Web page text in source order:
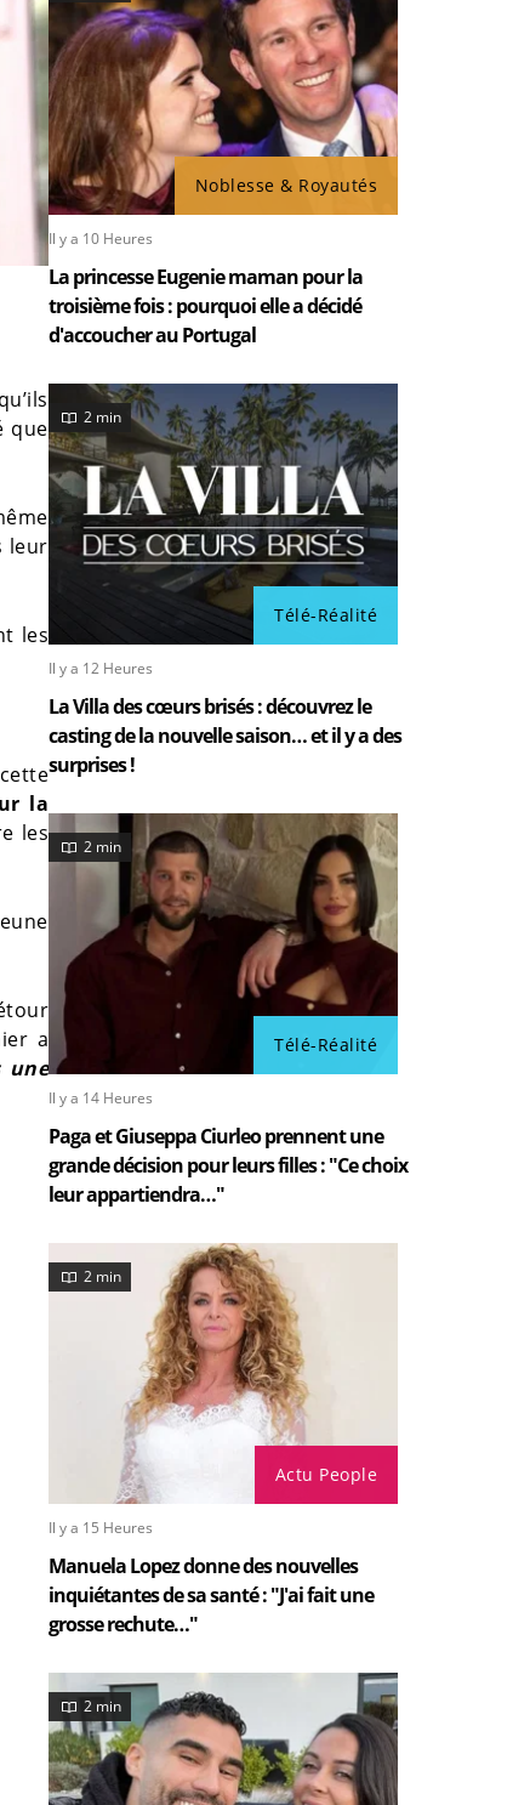
que
leur
les
la
les
a
une
Noblesse & Royautés
Il y a 10 Heures
La princesse Eugenie maman pour la
troisième fois : pourquoi elle a décidé
d'accoucher au Portugal
Télé-Réalité
2 min
Il y a 12 Heures
La Villa des cœurs brisés : découvrez le
casting de la nouvelle saison… et il y a des
surprises !
Télé-Réalité
2 min
Il y a 14 Heures
Paga et Giuseppa Ciurleo prennent une
grande décision pour leurs filles : "Ce choix
leur appartiendra…"
Actu People
2 min
Il y a 15 Heures
Manuela Lopez donne des nouvelles
inquiétantes de sa santé : "J'ai fait une
grosse rechute…"
2 min